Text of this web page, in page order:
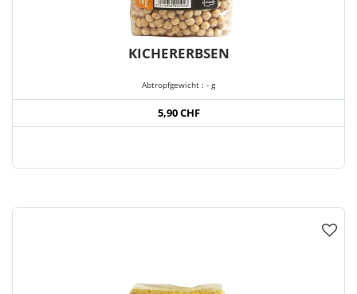
KICHERERBSEN
Abtropfgewicht : - g
5,90 CHF